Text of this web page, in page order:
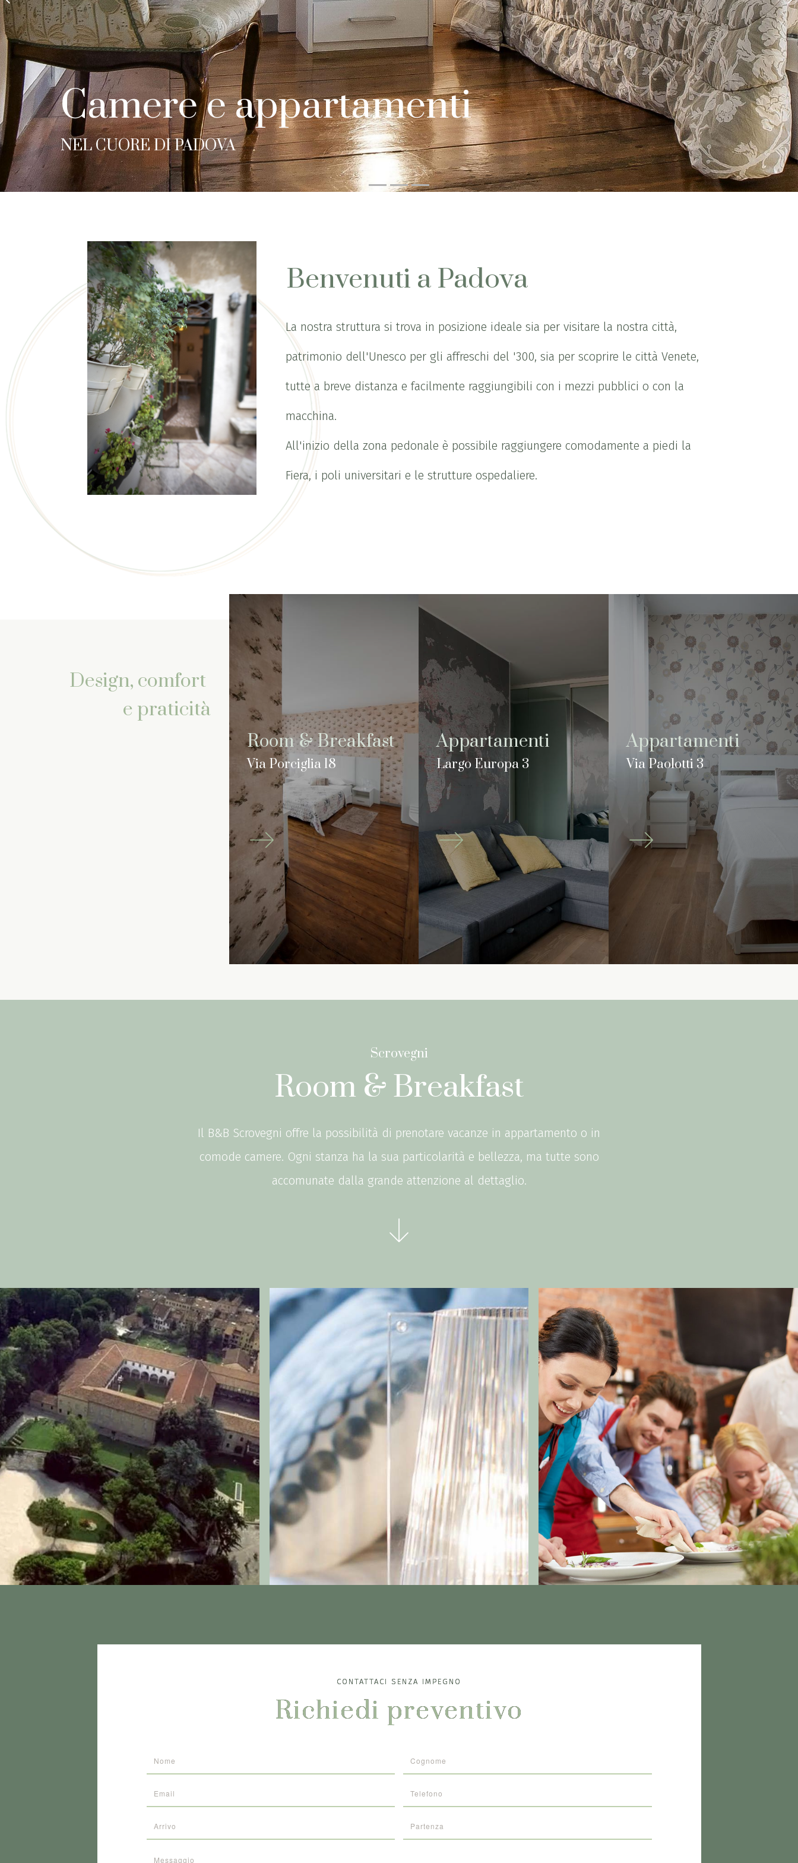
Camere e appartamenti
NEL CUORE DI PADOVA
Benvenuti a Padova
La nostra struttura si trova in posizione ideale sia per visitare la nostra città,
patrimonio dell'Unesco per gli affreschi del '300, sia per scoprire le città Venete,
tutte a breve distanza e facilmente raggiungibili con i mezzi pubblici o con la
macchina.
All'inizio della zona pedonale è possibile raggiungere comodamente a piedi la
Fiera, i poli universitari e le strutture ospedaliere.
Design, comfort
e praticità
Room & Breakfast
Via Porciglia 18
Appartamenti
Largo Europa 3
Appartamenti
Via Paolotti 3
Scrovegni
Room & Breakfast
Il B&B Scrovegni offre la possibilità di prenotare vacanze in appartamento o in
comode camere. Ogni stanza ha la sua particolarità e bellezza, ma tutte sono
accomunate dalla grande attenzione al dettaglio.
CONTATTACI SENZA IMPEGNO
Richiedi preventivo